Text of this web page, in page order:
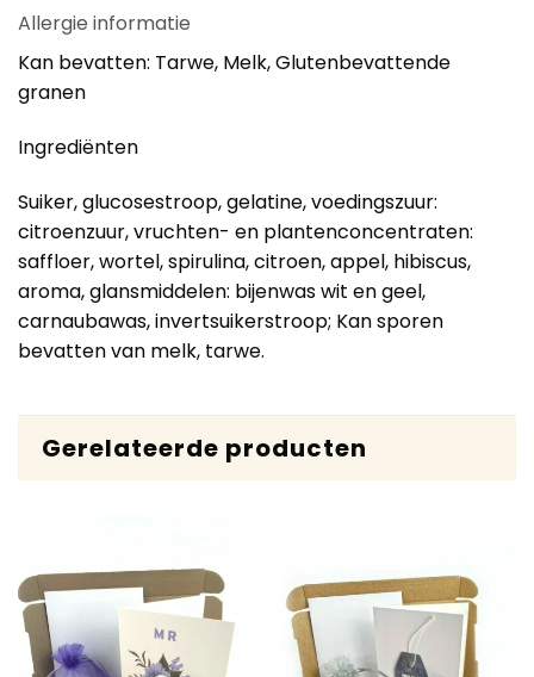
Allergie informatie
Kan bevatten: Tarwe, Melk, Glutenbevattende
granen
Ingrediënten
Suiker, glucosestroop, gelatine, voedingszuur:
citroenzuur, vruchten- en plantenconcentraten:
saffloer, wortel, spirulina, citroen, appel, hibiscus,
aroma, glansmiddelen: bijenwas wit en geel,
carnaubawas, invertsuikerstroop; Kan sporen
bevatten van melk, tarwe.
Gerelateerde producten